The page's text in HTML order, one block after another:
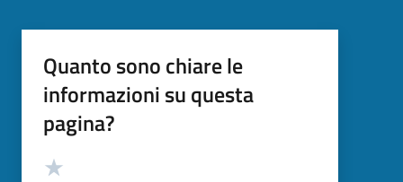
Quanto sono chiare le
informazioni su questa
pagina?
Valutazione